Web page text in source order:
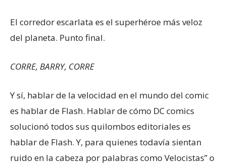
El corredor escarlata es el superhéroe más veloz
del planeta. Punto final.
CORRE, BARRY, CORRE
Y sí, hablar de la velocidad en el mundo del comic
es hablar de Flash. Hablar de cómo DC comics
solucionó todos sus quilombos editoriales es
hablar de Flash. Y, para quienes todavía sientan
ruido en la cabeza por palabras como Velocistas” o